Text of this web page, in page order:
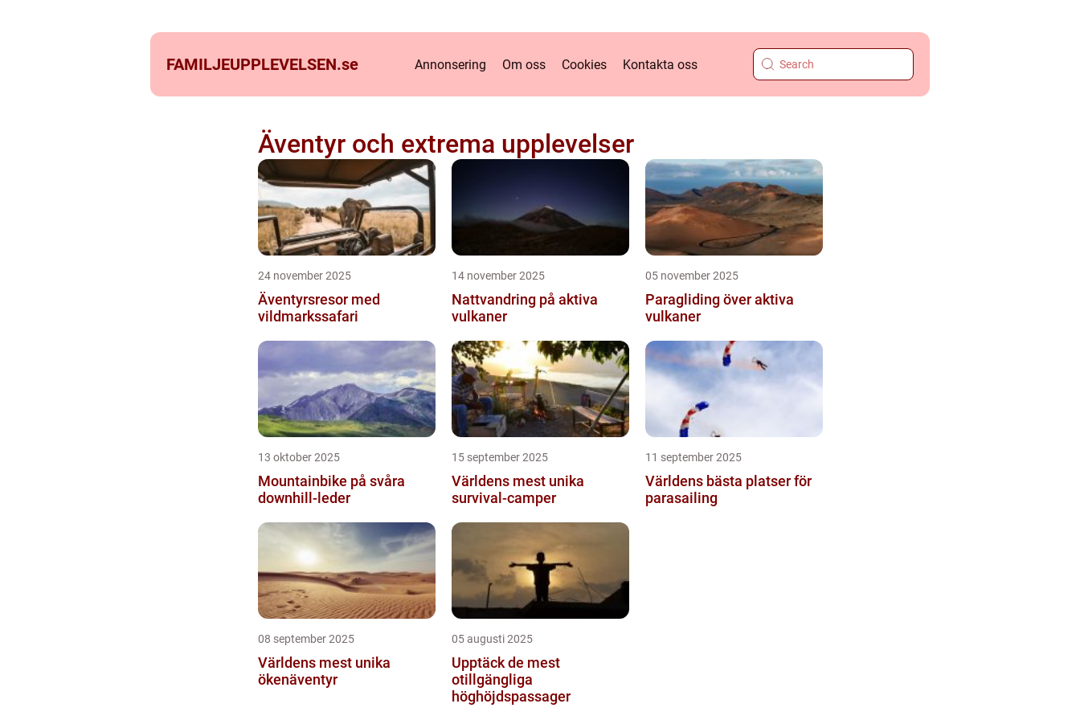
FAMILJEUPPLEVELSEN.se Annonsering Om oss Cookies Kontakta oss
Äventyr och extrema upplevelser
24 november 2025
Äventyrsresor med
vildmarkssafari
14 november 2025
Nattvandring på aktiva
vulkaner
05 november 2025
Paragliding över aktiva
vulkaner
13 oktober 2025
Mountainbike på svåra
downhill-leder
15 september 2025
Världens mest unika
survival-camper
11 september 2025
Världens bästa platser för
parasailing
08 september 2025
Världens mest unika
ökenäventyr
05 augusti 2025
Upptäck de mest
otillgängliga
höghöjdspassager